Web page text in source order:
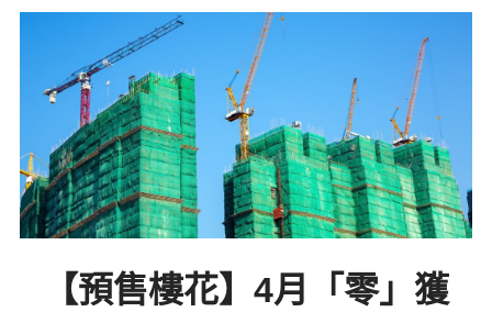
【預售樓花】4月「零」獲